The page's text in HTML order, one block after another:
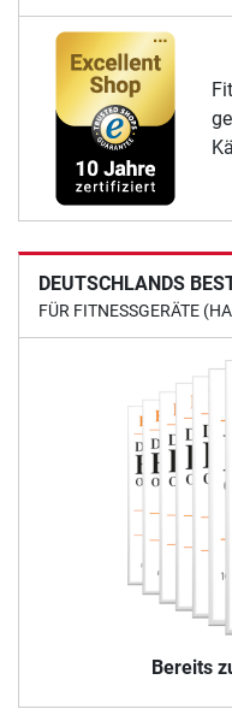
DEUTSCHLANDS
FÜR FITNESSGERÄTE
Bereits